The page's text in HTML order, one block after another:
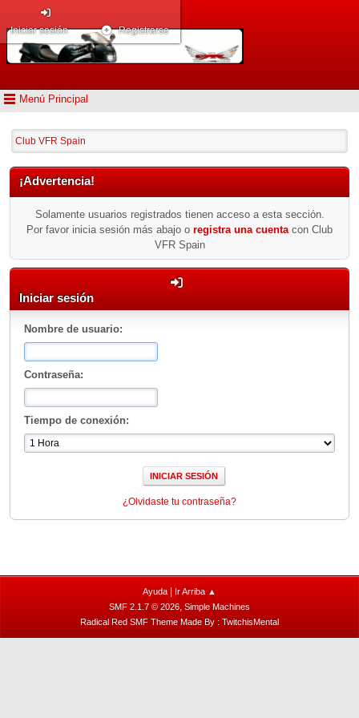
Menú Principal
Iniciar sesión Registrarse
Club VFR Spain
¡Advertencia!
Solamente usuarios registrados tienen acceso a esta sección.
Por favor inicia sesión más abajo o registra una cuenta con Club
VFR Spain
Iniciar sesión
Nombre de usuario:
Contraseña:
Tiempo de conexión:
¿Olvidaste tu contraseña?
Ayuda
Ir Arriba ▲
SMF 2.1.7 © 2026, Simple Machines
Radical Red SMF Theme Made By : TwitchisMental